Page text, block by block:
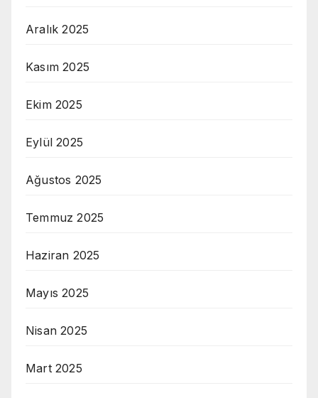
Aralık 2025
Kasım 2025
Ekim 2025
Eylül 2025
Ağustos 2025
Temmuz 2025
Haziran 2025
Mayıs 2025
Nisan 2025
Mart 2025